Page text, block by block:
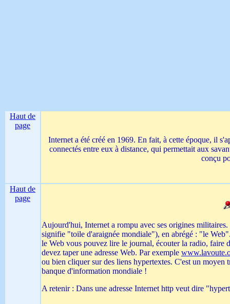
Haut de
page
Internet a été créé en 1969. En fait, à cette époque, il
connectés entre eux à distance, qui permettait aux
conçu
Haut de
page
Aujourd'hui, Internet a rompu avec ses origines
signifie "toile d'araignée mondiale"), en abrégé : "le
le Web vous pouvez lire le journal, écouter la radio, faire
devez taper une adresse Web. Par exemple
ou bien cliquer sur des liens hypertextes. C'est un
banque d'information mondiale !
A retenir : Dans une adresse Internet http veut dire